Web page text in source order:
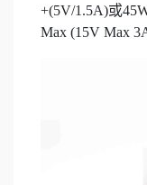
+(5V/1.5A)或
Max (15V Max